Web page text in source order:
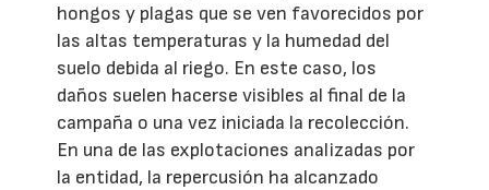
hongos y plagas que se ven favorecidos por
las altas temperaturas y la humedad del
suelo debida al riego. En este caso, los
daños suelen hacerse visibles al final de la
campaña o una vez iniciada la recolección.
En una de las explotaciones analizadas por
la entidad, la repercusión ha alcanzado